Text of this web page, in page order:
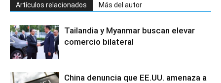
Artículos relacionados Más del autor
Tailandia y Myanmar buscan elevar
comercio bilateral
China denuncia que EE.UU. amenaza a